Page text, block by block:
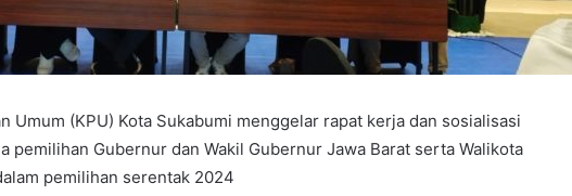
Umum (KPU) Kota Sukabumi menggelar rapat kerja dan sosialisasi
pemilihan Gubernur dan Wakil Gubernur Jawa Barat serta Walikota
pemilihan serentak 2024